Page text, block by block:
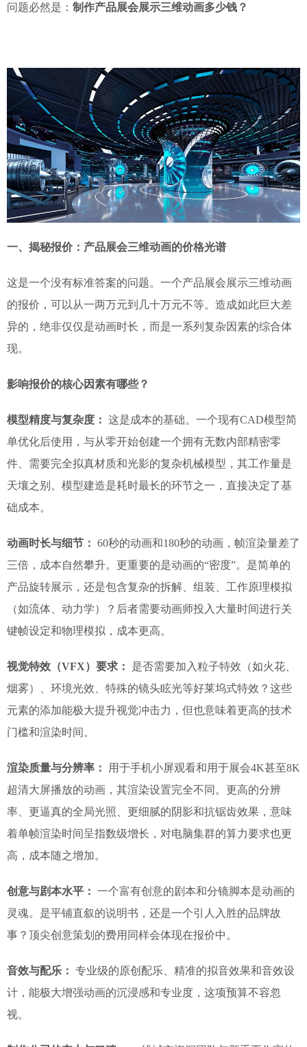
问题必然是： 制作产品展会展示三维动画多少钱？
一、揭秘报价：产品展会三维动画的价格光谱
这是一个没有标准答案的问题。一个产品展会展示三维动画
的报价，可以从一两万元到几十万元不等。造成如此巨大差
异的，绝非仅仅是动画时长，而是一系列复杂因素的综合体
现。
影响报价的核心因素有哪些？
模型精度与复杂度： 这是成本的基础。一个现有CAD模型简
单优化后使用，与从零开始创建一个拥有无数内部精密零
件、需要完全拟真材质和光影的复杂机械模型，其工作量是
天壤之别。模型建造是耗时最长的环节之一，直接决定了基
础成本。
动画时长与细节： 60秒的动画和180秒的动画，帧渲染量差了
三倍，成本自然攀升。更重要的是动画的“密度”。是简单的
产品旋转展示，还是包含复杂的拆解、组装、工作原理模拟
（如流体、动力学）？后者需要动画师投入大量时间进行关
键帧设定和物理模拟，成本更高。
视觉特效（VFX）要求：
是否需要加入粒子特效（如火花、
烟雾）、环境光效、特殊的镜头眩光等好莱坞式特效？这些
元素的添加能极大提升视觉冲击力，但也意味着更高的技术
门槛和渲染时间。
渲染质量与分辨率：
用于手机小屏观看和用于展会4K甚至8K
超清大屏播放的动画，其渲染设置完全不同。更高的分辨
率、更逼真的全局光照、更细腻的阴影和抗锯齿效果，意味
着单帧渲染时间呈指数级增长，对电脑集群的算力要求也更
高，成本随之增加。
创意与剧本水平： 一个富有创意的剧本和分镜脚本是动画的
灵魂。是平铺直叙的说明书，还是一个引人入胜的品牌故
事？顶尖创意策划的费用同样会体现在报价中。
音效与配乐： 专业级的原创配乐、精准的拟音效果和音效设
计，能极大增强动画的沉浸感和专业度，这项预算不容忽
视。